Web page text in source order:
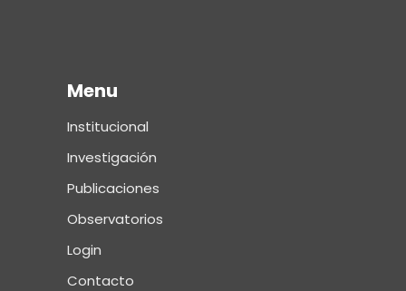
Menu
Institucional
Investigación
Publicaciones
Observatorios
Login
Contacto